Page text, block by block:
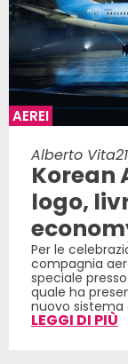
AEREI
Alberto Vita
Korean
logo,
Per le
compagnia
speciale
quale ha
nuovo sistema
LEGGI DI PIÙ